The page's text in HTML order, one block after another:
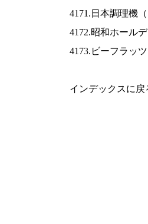
4171.日本調理機（
4172.昭和ホール
4173.ビーフラッ
インデックスに戻